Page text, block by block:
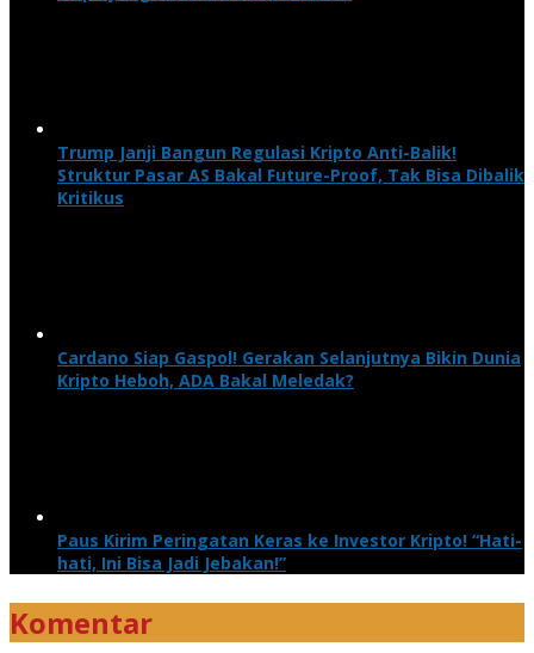
Trump Janji Bangun Regulasi Kripto Anti-Balik!
Struktur Pasar AS Bakal Future-Proof, Tak Bisa Dibalik
Kritikus
Cardano Siap Gaspol! Gerakan Selanjutnya Bikin Dunia
Kripto Heboh, ADA Bakal Meledak?
Paus Kirim Peringatan Keras ke Investor Kripto! “Hati-
hati, Ini Bisa Jadi Jebakan!”
Komentar